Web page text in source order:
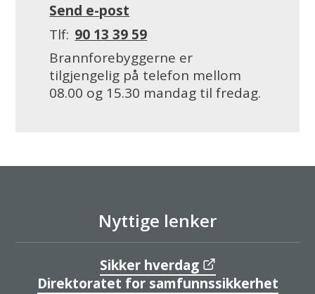
E-
post
Send e-post
Brannforebyggere
/
Feietjenesten
Telefon90 13 39 59
Brannforebyggerne er
tilgjengelig på telefon mellom
08.00 og 15.30 mandag til fredag.
Nyttige lenker
Sikker hverdag
Direktoratet for samfunnssikkerhet